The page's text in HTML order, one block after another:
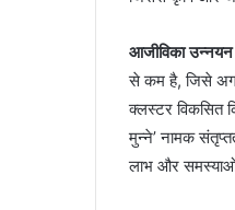
आजीविका
से कम है, जिसे अगले
क्लस्टर विकसित
मुन्ने’ नामक
लाभ और समस्याओं